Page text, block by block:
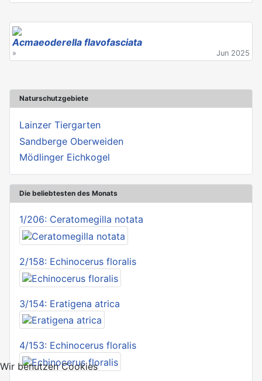
Acmaeoderella flavofasciata
» Jun 2025
Naturschutzgebiete
Lainzer Tiergarten
Sandberge Oberweiden
Mödlinger Eichkogel
Die beliebtesten des Monats
1/206: Ceratomegilla notata
2/158: Echinocerus floralis
3/154: Eratigena atrica
4/153: Echinocerus floralis
Wir benutzen Cookies